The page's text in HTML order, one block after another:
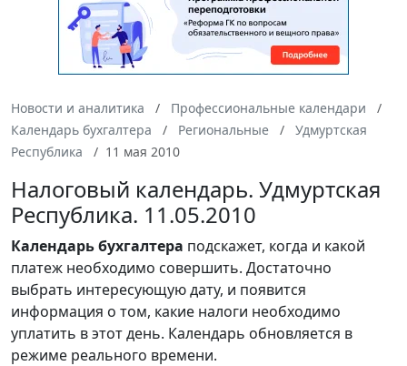
Новости и аналитика
Профессиональные календари
Календарь бухгалтера
Региональные
Удмуртская
Республика
11 мая 2010
Налоговый календарь. Удмуртская
Республика. 11.05.2010
Календарьбухгалтера подскажет, когда и какой
платеж необходимо совершить. Достаточно
выбрать интересующую дату, и появится
информация о том, какие налоги необходимо
уплатить в этот день. Календарь обновляется в
режиме реального времени.